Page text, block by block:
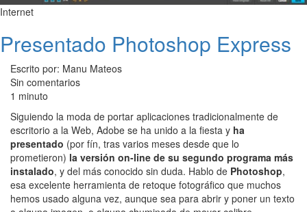
Internet
Presentado Photoshop Express
Escrito por: Manu Mateos
Sin comentarios
1 minuto
Siguiendo la moda de portar aplicaciones tradicionalmente de
escritorio a la Web, Adobe se ha unido a la fiesta y ha
presentado (por fín, tras varios meses desde que lo
prometieron) la versión on-line de su segundo programa más
instalado, y del más conocido sin duda. Hablo de Photoshop,
esa excelente herramienta de retoque fotográfico que muchos
hemos usado alguna vez, aunque sea para abrir y poner un texto